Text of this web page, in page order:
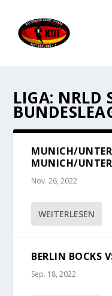
LIGA: NRLD
MUNICH/
MUNICH/
Nov. 26, 2022
WEITERLESEN
BERLIN BOCKS
Sep. 18, 2022